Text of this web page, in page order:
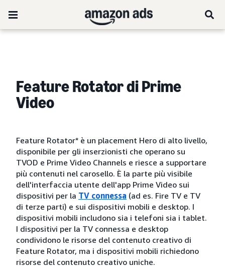
Feature Rotator di Prime
Video
Feature Rotator* è un placement Hero di alto livello,
disponibile per gli inserzionisti che operano su
TVOD e Prime Video Channels e riesce a supportare
più contenuti nel carosello. È la parte più visibile
dell'interfaccia utente dell'app Prime Video sui
dispositivi per la TV connessa (ad es. Fire TV e TV
di terze parti) e sui dispositivi mobili e desktop. I
dispositivi mobili includono sia i telefoni sia i tablet.
I dispositivi per la TV connessa e desktop
condividono le risorse del contenuto creativo di
Feature Rotator, ma i dispositivi mobili richiedono
risorse del contenuto creativo uniche.